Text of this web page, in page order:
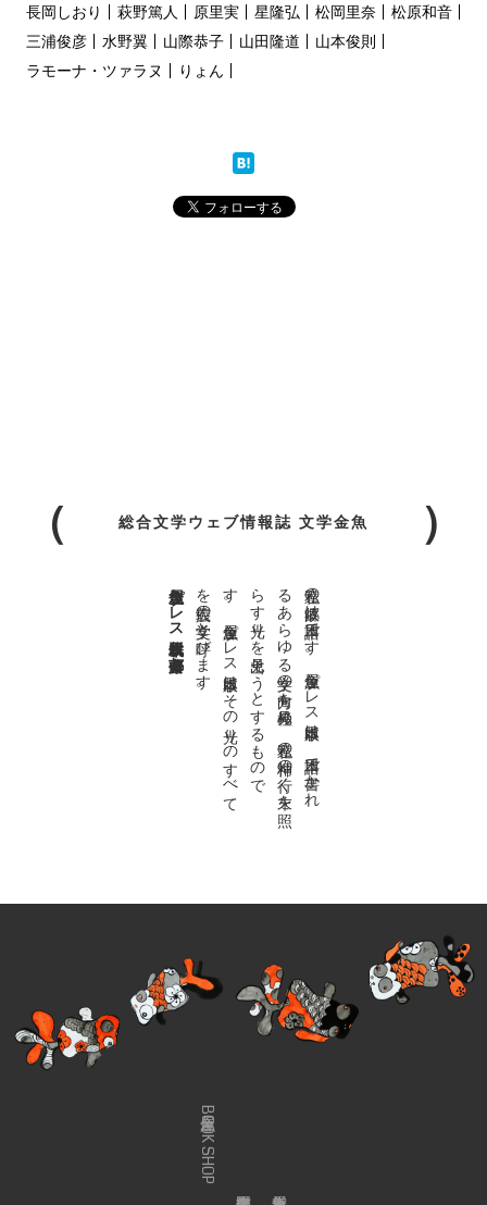
長岡しおり
萩野篤人 原里実 星隆弘 松岡里奈
松原和音
三浦俊彦
水野翼 山際恭子 山田隆道
山本俊則
ラモーナ・ツァラヌ
りょん
総合文学ウェブ情報誌 文学金魚
私達の
故郷は
日本語で
す
。
金魚屋プ
レ
ス
日本版は
、
日本語で
書か
れ
る
あ
ら
ゆ
る
文学の
方向を
見極め
、
私達の
精神の
行く
末を
照
ら
す
光り
を
見出そ
う
と
す
る
も
の
で
す
。
金魚屋プ
レ
ス
日本版は
そ
の
光り
の
す
べ
て
を
広義の
文学と
呼び
ま
す
。
金魚屋プレス日本版代表 齋藤都
金魚屋BOOK SHOP